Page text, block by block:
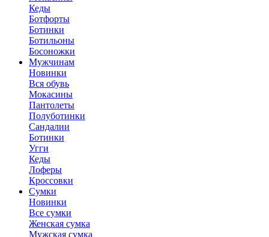
Кеды
Ботфорты
Ботинки
Ботильоны
Босоножки
Мужчинам
Новинки
Вся обувь
Мокасины
Пантолеты
Полуботинки
Сандалии
Ботинки
Угги
Кеды
Лоферы
Кроссовки
Сумки
Новинки
Все сумки
Женская сумка
Мужская сумка